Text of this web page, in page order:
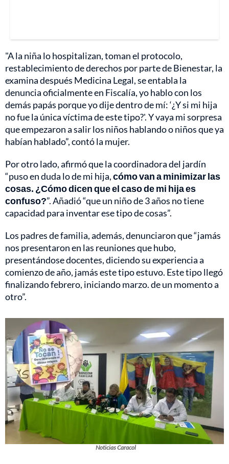
"A la niña lo hospitalizan, toman el protocolo,
restablecimiento de derechos por parte de Bienestar, la
examina después Medicina Legal, se entabla la
denuncia oficialmente en Fiscalía, yo hablo con los
demás papás porque yo dije dentro de mí: ‘¿Y si mi hija
no fue la única víctima de este tipo?'. Y vaya mi sorpresa
que empezaron a salir los niños hablando o niños que ya
habían hablado”, contó la mujer.
Por otro lado, afirmó que la coordinadora del jardín
“puso en duda lo de mi hija,cómo van a minimizar las
cosas. ¿Cómo dicen que el caso de mi hija es
confuso?”. Añadió “que un niño de 3 años no tiene
capacidad para inventar ese tipo de cosas”.
Los padres de familia, además, denunciaron que “jamás
nos presentaron en las reuniones que hubo,
presentándose docentes, diciendo su experiencia a
comienzo de año, jamás este tipo estuvo. Este tipo llegó
finalizando febrero, iniciando marzo. de un momento a
otro”.
Noticias Caracol